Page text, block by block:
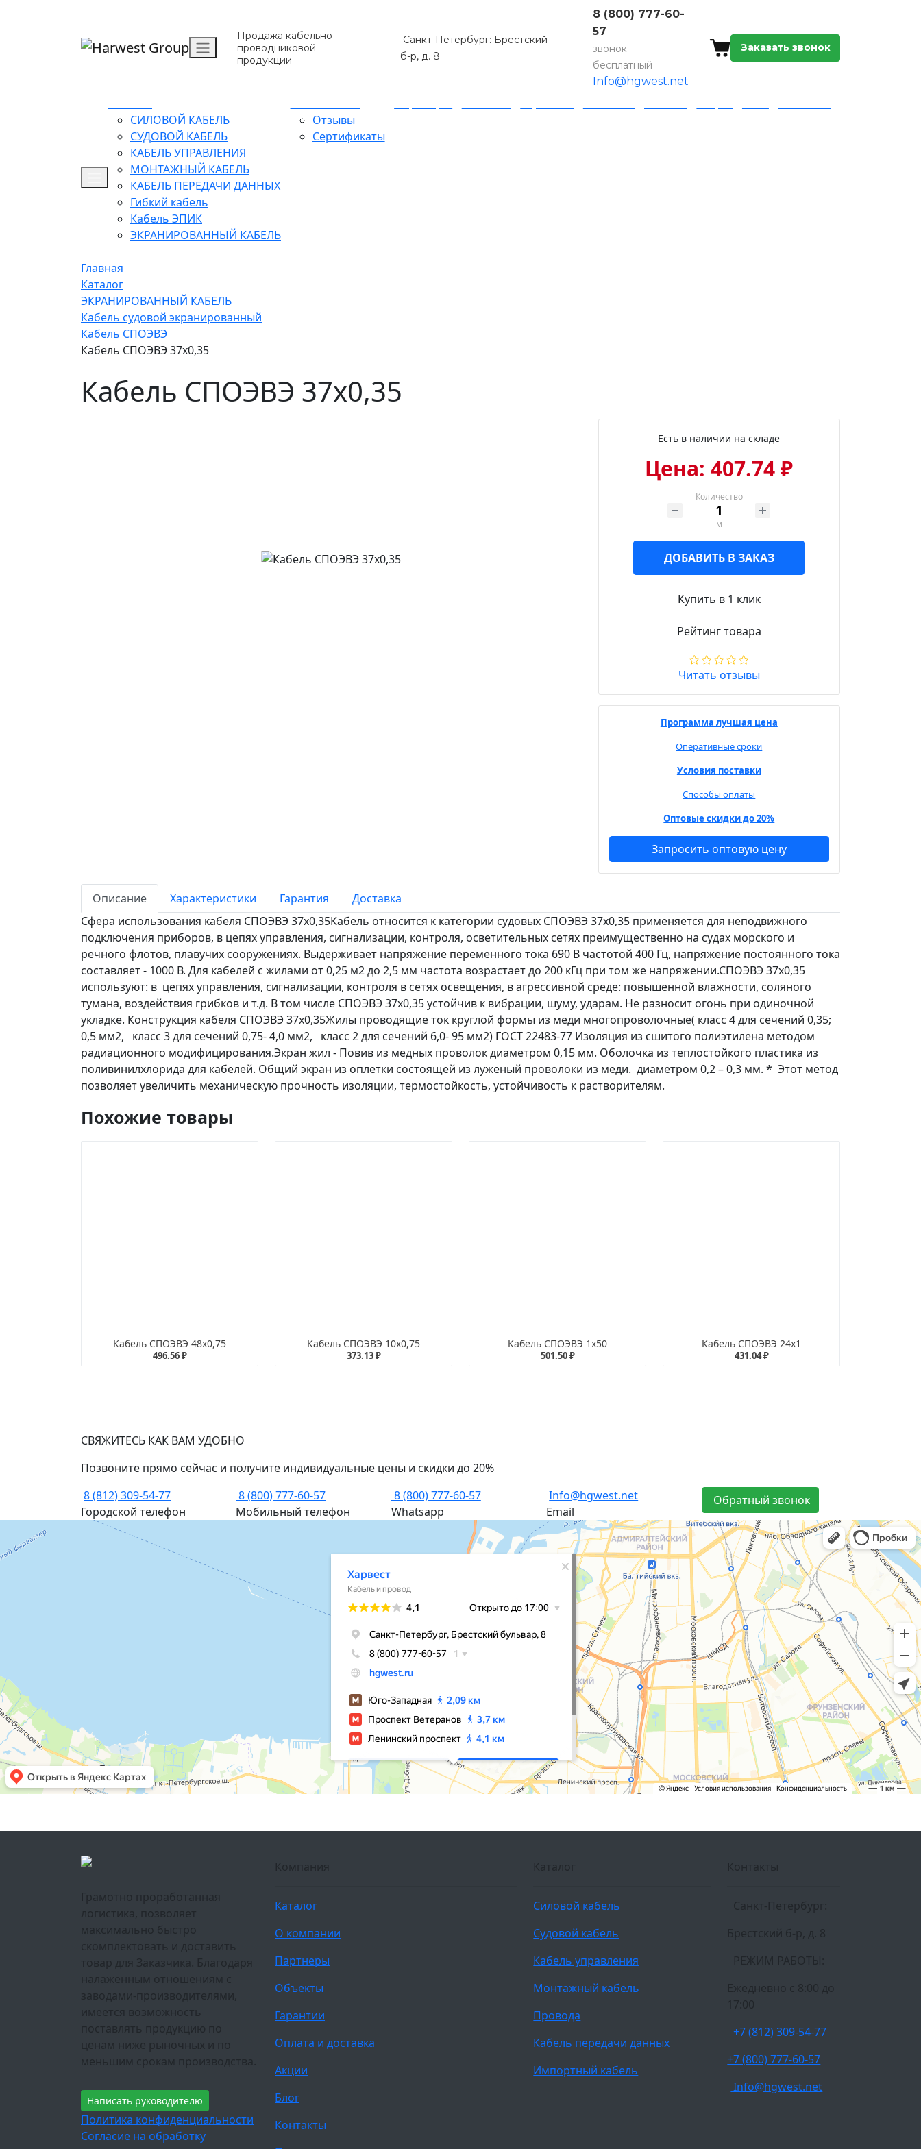
Продажа кабельно-
проводниковой
продукции
Санкт-Петербург: Брестский
б-р, д. 8
8 (800) 777-60-
57
звонок
бесплатный
Info@hgwest.net
Заказать звонок
СИЛОВОЙ КАБЕЛЬ
СУДОВОЙ КАБЕЛЬ
КАБЕЛЬ УПРАВЛЕНИЯ
МОНТАЖНЫЙ КАБЕЛЬ
КАБЕЛЬ ПЕРЕДАЧИ ДАННЫХ
Гибкий кабель
Кабель ЭПИК
ЭКРАНИРОВАННЫЙ КАБЕЛЬ
Отзывы
Сертификаты
Главная
Каталог
ЭКРАНИРОВАННЫЙ КАБЕЛЬ
Кабель судовой экранированный
Кабель СПОЭВЭ
Кабель СПОЭВЭ 37х0,35
Кабель СПОЭВЭ 37х0,35
Есть в наличии на складе
Цена: 407.74 ₽
Количество
м
ДОБАВИТЬ В ЗАКАЗ
Купить в 1 клик
Рейтинг товара
Читать отзывы
Программа лучшая цена
Оперативные сроки
Условия поставки
Способы оплаты
Оптовые скидки до 20%
Запросить оптовую цену
Описание Характеристики Гарантия
Доставка
Сфера использования кабеля СПОЭВЭ 37х0,35Кабель относится к категории судовых СПОЭВЭ 37х0,35 применяется для неподвижного
подключения приборов, в цепях управления, сигнализации, контроля, осветительных сетях преимущественно на судах морского и
речного флотов, плавучих сооружениях. Выдерживает напряжение переменного тока 690 В частотой 400 Гц, напряжение постоянного тока
составляет - 1000 В. Для кабелей с жилами от 0,25 м2 до 2,5 мм частота возрастает до 200 кГц при том же напряжении.СПОЭВЭ 37х0,35
используют: в цепях управления, сигнализации, контроля в сетях освещения, в агрессивной среде: повышенной влажности, соляного
тумана, воздействия грибков и т.д. В том числе СПОЭВЭ 37х0,35 устойчив к вибрации, шуму, ударам. Не разносит огонь при одиночной
укладке. Конструкция кабеля СПОЭВЭ 37х0,35Жилы проводящие ток круглой формы из меди многопроволочные( класс 4 для сечений 0,35;
0,5 мм2, класс 3 для сечений 0,75- 4,0 мм2, класс 2 для сечений 6,0- 95 мм2) ГОСТ 22483-77 Изоляция из сшитого полиэтилена методом
радиационного модифицирования.Экран жил - Повив из медных проволок диаметром 0,15 мм. Оболочка из теплостойкого пластика из
поливинилхлорида для кабелей. Общий экран из оплетки состоящей из луженый проволоки из меди. диаметром 0,2 – 0,3 мм. * Этот метод
позволяет увеличить механическую прочность изоляции, термостойкость, устойчивость к растворителям.
Похожие товары
Кабель СПОЭВЭ 48х0,75
496.56 ₽
Кабель СПОЭВЭ 10х0,75
373.13 ₽
Кабель СПОЭВЭ 1х50
501.50 ₽
Кабель СПОЭВЭ 24х1
431.04 ₽
СВЯЖИТЕСЬ КАК ВАМ УДОБНО
Позвоните прямо сейчас и получите индивидуальные цены и скидки до 20%
8 (812) 309-54-77
Городской телефон
8 (800) 777-60-57
Мобильный телефон
8 (800) 777-60-57
Whatsapp
Info@hgwest.net
Email
Обратный звонок
Грамотно проработанная
логистика, позволяет
максимально быстро
скомплектовать и доставить
товар для Заказчика. Благодаря
налаженным отношениям с
заводами-производителями,
имеется возможность
поставлять продукцию по
ценам ниже рыночных и по
меньшим срокам производства.
Написать руководителю
Политика конфиденциальности
Согласие на обработку
Компания
Каталог
О компании
Партнеры
Объекты
Гарантии
Оплата и доставка
Акции
Блог
Контакты
Каталог
Силовой кабель
Судовой кабель
Кабель управления
Монтажный кабель
Провода
Кабель передачи данных
Импортный кабель
Контакты
Санкт-Петербург:
Брестский б-р, д. 8
РЕЖИМ РАБОТЫ:
Ежедневно c 8:00 до
17:00
+7 (812) 309-54-77
+7 (800) 777-60-57
Info@hgwest.net